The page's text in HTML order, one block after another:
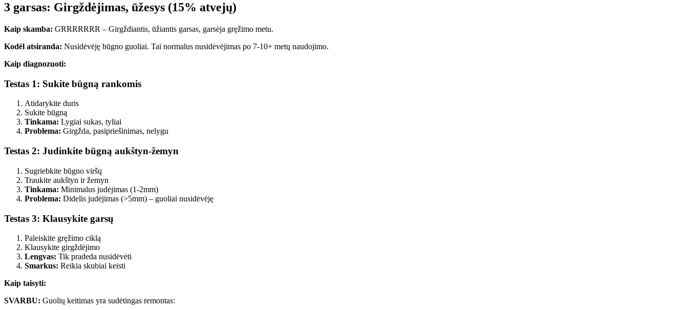
3 garsas: Girgždėjimas, ūžesys (15% atvejų)
Kaip skamba: GRRRRRRR – Girgždiantis, ūžiantis garsas, garsėja gręžimo metu.
Kodėl atsiranda: Nusidėvėję būgno guoliai. Tai normalus nusidėvėjimas po 7-10+ metų naudojimo.
Kaip diagnozuoti:
Testas 1: Sukite būgną rankomis
Atidarykite duris
Sukite būgną
Tinkama: Lygiai sukas, tyliai
Problema: Girgžda, pasipriešinimas, nelygu
Testas 2: Judinkite būgną aukštyn-žemyn
Sugriebkite būgno viršų
Traukite aukštyn ir žemyn
Tinkama: Minimalus judėjimas (1-2mm)
Problema: Didelis judėjimas (>5mm) – guoliai nusidėvėję
Testas 3: Klausykite garsų
Paleiskite gręžimo ciklą
Klausykite girgždėjimo
Lengvas: Tik pradeda nusidėvėti
Smarkus: Reikia skubiai keisti
Kaip taisyti:
SVARBU: Guolių keitimas yra sudėtingas remontas: